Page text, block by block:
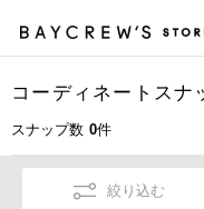
コーディネートスナ
スナップ数 0件
絞り込む